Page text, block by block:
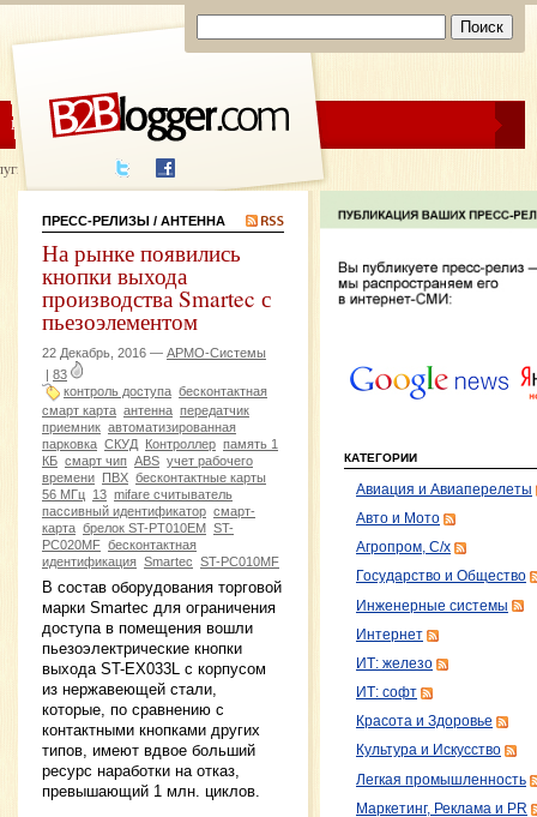
ЦЕНЫ ПОМОЩЬ
написания
ПРЕСС-РЕЛИЗЫ / АНТЕННА
На рынке появились
кнопки выхода
производства Smartec с
пьезоэлементом
22 Декабрь, 2016 — АРМО-Системы
| 83
контроль доступа бесконтактная
смарт карта антенна передатчик
приемник автоматизированная
парковка СКУД Контроллер память 1
КБ смарт чип ABS учет рабочего
времени ПВХ бесконтактные карты
56 МГц 13 mifare считыватель
пассивный идентификатор смарт-
карта брелок ST-PT010EM ST-
PC020MF бесконтактная
идентификация Smartec ST-PC010MF
В состав оборудования торговой
марки Smartec для ограничения
доступа в помещения вошли
пьезоэлектрические кнопки
выхода ST-EX033L с корпусом
из нержавеющей стали,
которые, по сравнению с
контактными кнопками других
типов, имеют вдвое больший
ресурс наработки на отказ,
превышающий 1 млн. циклов.
КАТЕГОРИИ
Авиация и Авиаперелеты
Авто и Мото
Агропром, С/х
Государство и Общество
Инженерные системы
Интернет
ИТ: железо
ИТ: софт
Красота и Здоровье
Культура и Искусство
Легкая промышленность
Маркетинг, Реклама и PR